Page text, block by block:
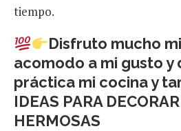
tiempo.
Disfruto mucho
acomodo a mi gusto y
práctica mi cocina y
IDEAS PARA
HERMOSAS